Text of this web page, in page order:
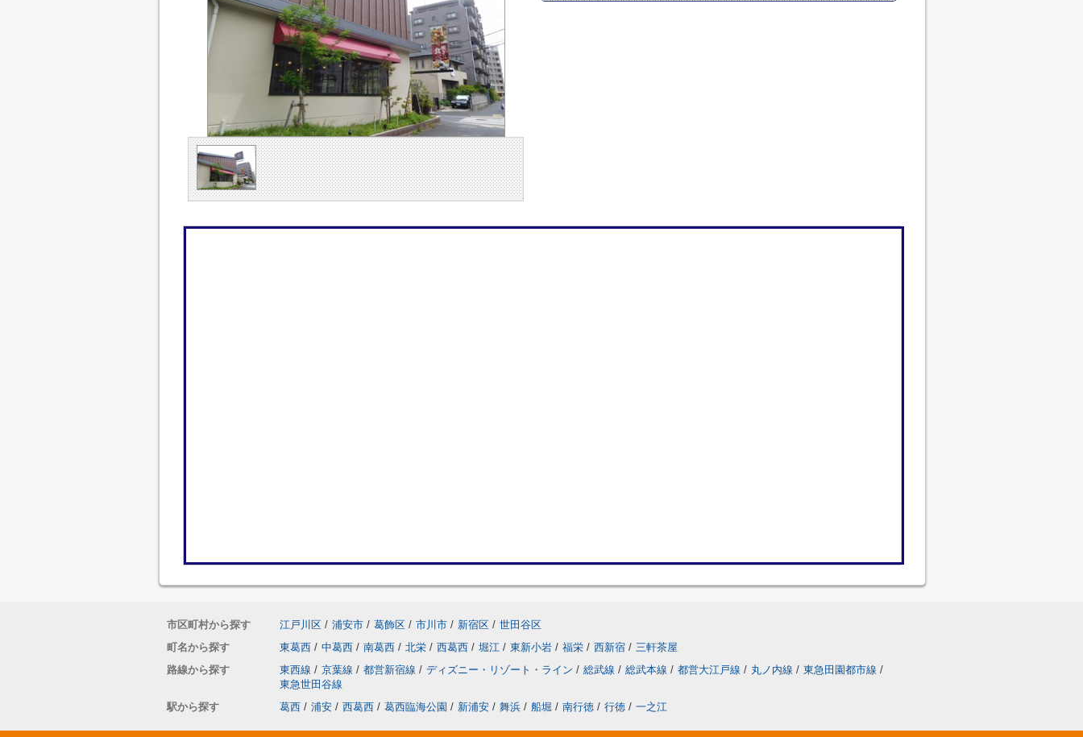
市区町村から探す 江戸川区 / 浦安市 / 葛飾区 / 市川市 / 新宿区 / 世田谷区
町名から探す
東葛西 / 中葛西 / 南葛西 / 北栄 / 西葛西 / 堀江 / 東新小岩 / 福栄 / 西新宿 / 三軒茶屋
路線から探す
東西線 / 京葉線 / 都営新宿線 / ディズニー・リゾート・ライン / 総武線 / 総武本線 / 都営大江戸線 / 丸ノ内線 / 東急田園都市線 /
東急世田谷線
駅から探す
葛西 / 浦安 / 西葛西 / 葛西臨海公園 / 新浦安 / 舞浜 / 船堀 / 南行徳 / 行徳 / 一之江